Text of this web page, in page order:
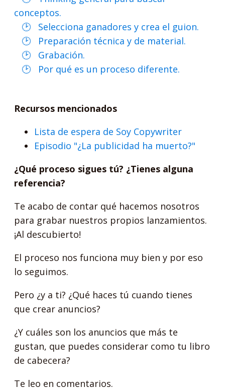
conceptos.
Selecciona ganadores y crea el guion.
Preparación técnica y de material.
Grabación.
Por qué es un proceso diferente.
Recursos mencionados
Lista de espera de Soy Copywriter
Episodio "¿La publicidad ha muerto?"
¿Qué proceso sigues tú? ¿Tienes alguna
referencia?
Te acabo de contar qué hacemos nosotros
para grabar nuestros propios lanzamientos.
¡Al descubierto!
El proceso nos funciona muy bien y por eso
lo seguimos.
Pero ¿y a ti? ¿Qué haces tú cuando tienes
que crear anuncios?
¿Y cuáles son los anuncios que más te
gustan, que puedes considerar como tu libro
de cabecera?
Te leo en comentarios.